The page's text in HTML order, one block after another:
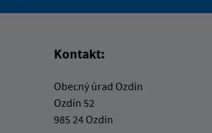
Kontakt:
Obecný úrad Ozdín
Ozdín 52
985 24 Ozdín